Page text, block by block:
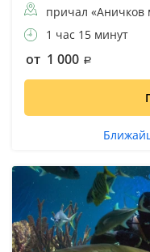
причал «Аничков
1 час 15 минут
от 1 000